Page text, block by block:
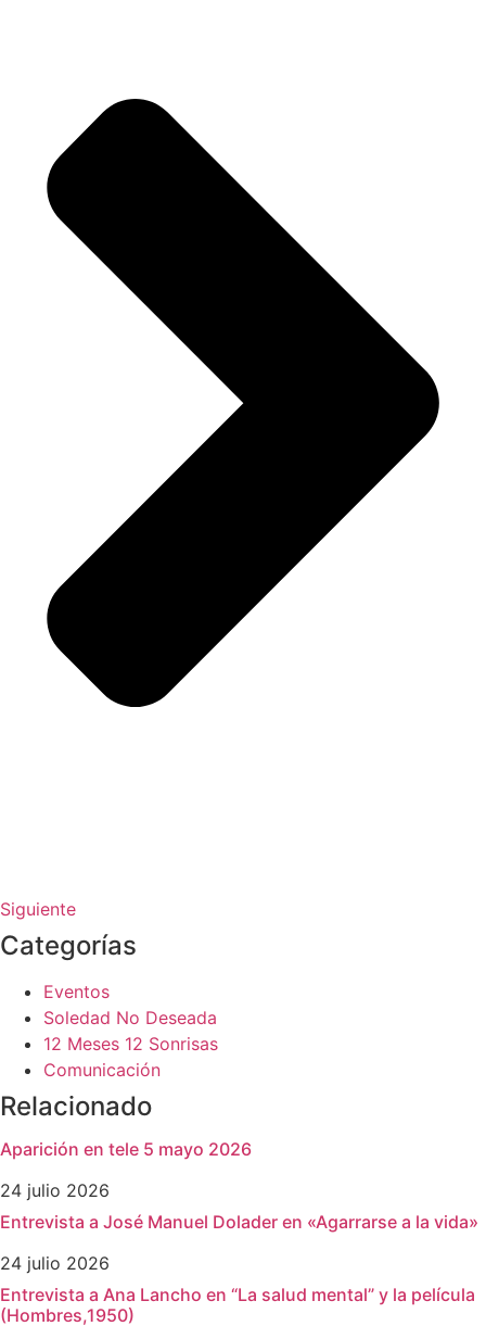
Siguiente
Categorías
Eventos
Soledad No Deseada
12 Meses 12 Sonrisas
Comunicación
Relacionado
Aparición en tele 5 mayo 2026
24 julio 2026
Entrevista a José Manuel Dolader en «Agarrarse a la vida»
24 julio 2026
Entrevista a Ana Lancho en “La salud mental” y la película
(Hombres,1950)